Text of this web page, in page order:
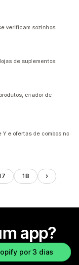
verificam sozinhos
de suplementos
criador de
e ofertas de combos no
18
app?
por 3 dias